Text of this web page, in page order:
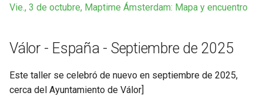
q
e
a
Vie., 3 de octubre, Maptime Ámsterdam: Mapa y encuentro
Válor - España - Septiembre de 2025
Este taller se celebró de nuevo en septiembre de 2025,
cerca del Ayuntamiento de Válor]